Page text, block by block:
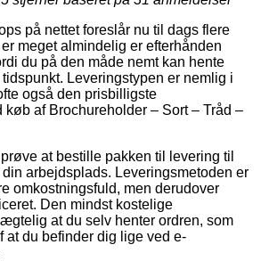
på nettet foreslår nu til dags flere
meget almindelig er efterhånden
du på den måde nemt kan hente
Leveringstypen er nemlig i
også den prisbilligste
køb af Brochureholder – Sort – Tråd –
at bestille pakken til levering til
arbejdsplads. Leveringsmetoden er
omkostningsfuld, men derudover
Den mindst kostelige
at du selv henter ordren, som
du befinder dig lige ved e-